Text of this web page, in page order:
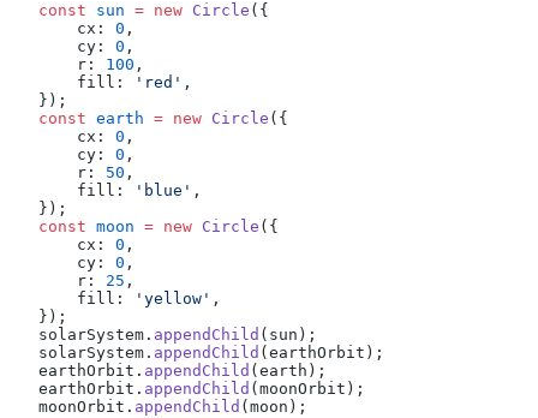
const sun = new Circle ({
    cx:
0 ,
    cy:
0 ,
    r:
100 ,
    fill:
'red' ,
});
const earth = new Circle ({
    cx:
0 ,
    cy:
0 ,
    r:
50 ,
    fill:
'blue' ,
});
const moon = new Circle ({
    cx:
0 ,
    cy:
0 ,
    r:
25 ,
    fill:
'yellow' ,
});
solarSystem. appendChild (sun);
solarSystem. appendChild (earthOrbit);
earthOrbit. appendChild (earth);
earthOrbit. appendChild (moonOrbit);
moonOrbit. appendChild (moon);